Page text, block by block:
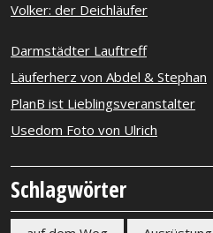
Volker: der Deichläufer
Darmstädter Lauftreff
Läuferherz von Abdel & Stephan
PlanB ist Lieblingsveranstalter
Usedom Foto von Ulrich
Schlagwörter